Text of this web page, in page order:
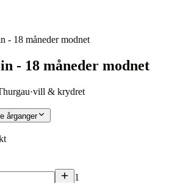
- 18 måneder modnet
- 18 måneder modnet
·vill & krydret
årganger
1